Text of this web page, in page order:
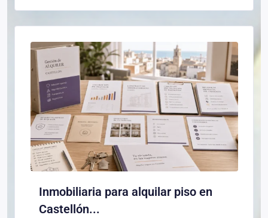
Inmobiliaria para alquilar piso en
Castellón...